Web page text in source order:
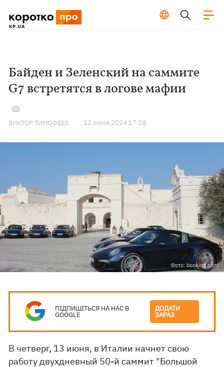
Байден и Зеленский на саммите
G7 встретятся в логове мафии
ВИКТОР ТИМОФЕЕВ 12 июня 2024 17:08
Фото: booking.com
ПІДПИШІТЬСЯ НА НАС В
GOOGLE
ДОДАТИ
ЗАРАЗ
В четверг, 13 июня, в Италии начнет свою
работу двухдневный 50-й саммит "Большой